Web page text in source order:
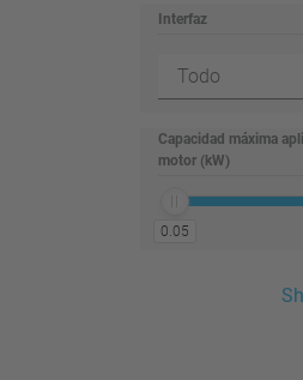
Interfaz
Capacidad máxima
motor (kW)
0.05